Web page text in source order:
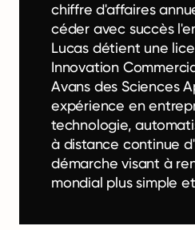
chiffre d'affaires
céder avec succès
Lucas détient une
Innovation
Avans des Sciences
expérience en
technologie,
à distance continue
démarche visant à
mondial plus simple